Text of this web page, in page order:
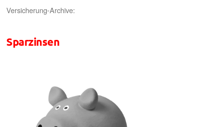
Versicherung-Archive:
Sparzinsen